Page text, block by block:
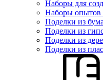
Наборы для
Наборы опытов
Поделки из
Поделки из
Поделки из
Поделки из